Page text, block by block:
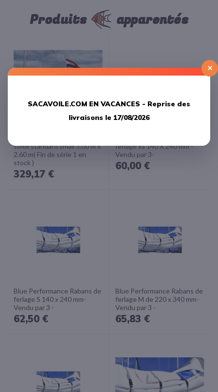
Produits apparentés
soleil standard small 3.00 m x
2.60 m( Fin de série 1 en
stock )
329,17 €
ferlage xs 140 X 240 mm -
Vendu par 3-
60,00 €
Blue Performance Rabans de
ferlage S 140 x 240 mm-
Vendu par 3 -
62,50 €
Blue Performance Rabans de
ferlage M de 220 x 340 mm-
Vendu par 3 -
65,83 €
×
SACAVOILE.COM EN VACANCES - Reprise des
livraisons le 17/08/2026